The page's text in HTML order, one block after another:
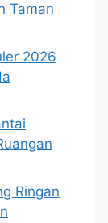
Taman
2026
Ringan